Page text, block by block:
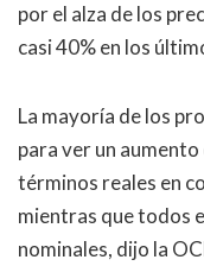
por el alza de los
casi 40% en los
La mayoría de los
para ver un
términos reales en
mientras que todos
nominales, dijo la